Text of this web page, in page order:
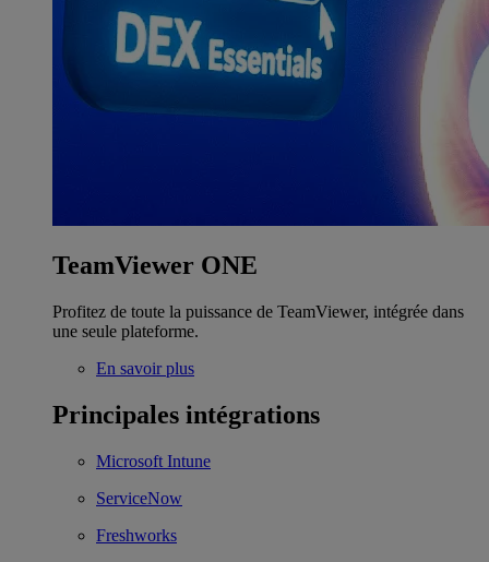
TeamViewer ONE
Profitez de toute la puissance de TeamViewer, intégrée dans
une seule plateforme.
En savoir plus
Principales intégrations
Microsoft Intune
ServiceNow
Freshworks